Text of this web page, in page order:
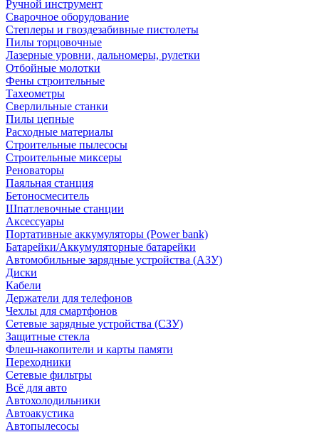
Ручной инструмент
Сварочное оборудование
Степлеры и гвоздезабивные пистолеты
Пилы торцовочные
Лазерные уровни, дальномеры, рулетки
Отбойные молотки
Фены строительные
Тахеометры
Сверлильные станки
Пилы цепные
Расходные материалы
Строительные пылесосы
Строительные миксеры
Реноваторы
Паяльная станция
Бетоносмеситель
Шпатлевочные станции
Аксессуары
Портативные аккумуляторы (Power bank)
Батарейки/Аккумуляторные батарейки
Автомобильные зарядные устройства (АЗУ)
Диски
Кабели
Держатели для телефонов
Чехлы для смартфонов
Сетевые зарядные устройства (СЗУ)
Защитные стекла
Флеш-накопители и карты памяти
Переходники
Сетевые фильтры
Всё для авто
Автохолодильники
Автоакустика
Автопылесосы